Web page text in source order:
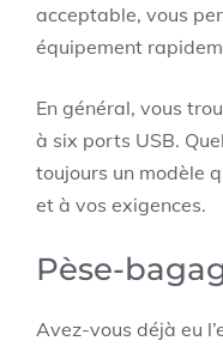
acceptable, vous
équipement
En général, vous
à six ports USB.
toujours un modèle
et à vos exigences.
Pèse-
Avez-vous déjà eu